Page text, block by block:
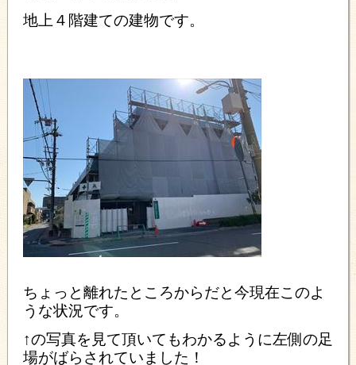
地上４階建ての建物です。
ちょっと離れたところからだと今現在このよ
うな状況です。
↑の写真を見て頂いてもわかるように左側の足
場がばらされていました！